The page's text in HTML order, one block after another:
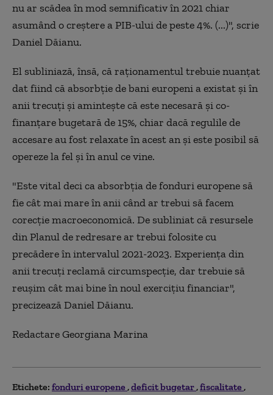
nu ar scădea în mod semnificativ în 2021 chiar
asumând o creştere a PIB-ului de peste 4%. (...)", scrie
Daniel Dăianu.
El subliniază, însă, că raţionamentul trebuie nuanţat
dat fiind că absorbţie de bani europeni a existat şi în
anii trecuţi şi aminteşte că este necesară şi co-
finanţare bugetară de 15%, chiar dacă regulile de
accesare au fost relaxate în acest an şi este posibil să
opereze la fel şi în anul ce vine.
"Este vital deci ca absorbţia de fonduri europene să
fie cât mai mare în anii când ar trebui să facem
corecţie macroeconomică. De subliniat că resursele
din Planul de redresare ar trebui folosite cu
precădere în intervalul 2021-2023. Experienţa din
anii trecuţi reclamă circumspecţie, dar trebuie să
reuşim cât mai bine în noul exerciţiu financiar",
precizează Daniel Dăianu.
Redactare Georgiana Marina
Etichete: fonduri europene deficit bugetar fiscalitate